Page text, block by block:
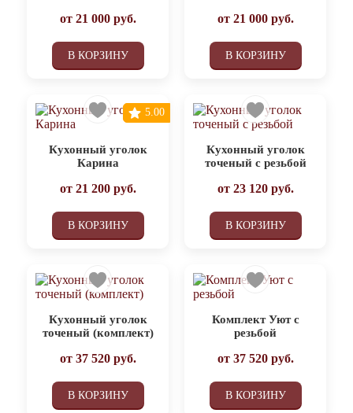
от 21 000руб.
В КОРЗИНУ
от 21 000руб.
В КОРЗИНУ
Кухонный уголок
Карина
от 21 200руб.
В КОРЗИНУ
5.00
Кухонный уголок
точеный с резьбой
от 23 120руб.
В КОРЗИНУ
Кухонный уголок
точеный (комплект)
от 37 520руб.
В КОРЗИНУ
Комплект Уют с
резьбой
от 37 520руб.
В КОРЗИНУ